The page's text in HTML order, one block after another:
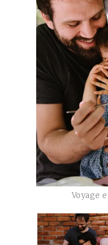
Voyage